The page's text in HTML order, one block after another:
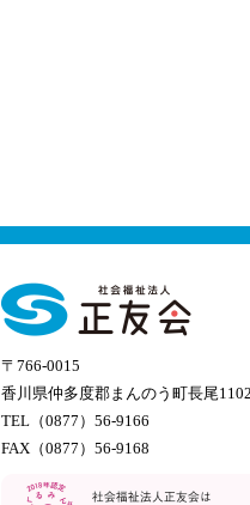
〒766-0015
香川県仲多度郡まんのう町長尾1102
TEL（0877）56-9166
FAX（0877）56-9168